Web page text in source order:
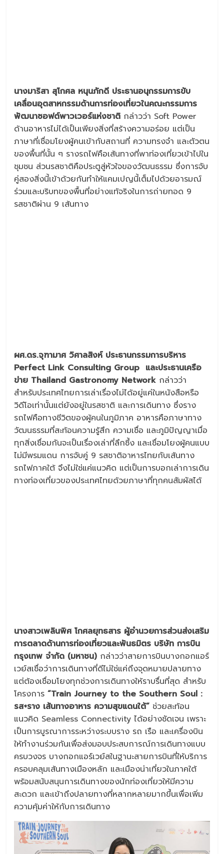
นางมาริสา สุโกศล หนุนภักดี ประธานอนุกรรมการขับ
เคลื่อนอุตสาหกรรมด้านการท่องเที่ยวในคณะกรรมการ
พัฒนาซอฟต์พาวเวอร์แห่งชาติ กล่าวว่า Soft Power
ด้านอาหารไม่ได้เป็นเพียงสิ่งที่สร้างความอร่อย แต่เป็น
ภาษาที่เชื่อมโยงผู้คนเข้ากับสถานที่ ความทรงจำ และตัวตน
ของพื้นที่นั้น ๆ รางรถไฟคือเส้นทางที่พาท่องเที่ยวเข้าไปใน
ชุมชน ส่วนรสชาติคือประตูสู่หัวใจของวัฒนธรรม ซึ่งการจับ
คู่สองสิ่งนี้เข้าด้วยกันทำให้แคมเปญนี้เต็มไปด้วยอารมณ์
ร่วมและบริบทของพื้นที่อย่างแท้จริงในการถ่ายทอด 9
รสชาติผ่าน 9 เส้นทาง
ผศ.ดร.จุฑามาศ วิศาลสิงห์ ประธานกรรมการบริหาร
Perfect Link Consulting Group และประธานเครือ
ข่าย Thailand Gastronomy Network กล่าวว่า
สำหรับประเทศไทยการเล่าเรื่องไม่ได้อยู่แค่ในหนังสือหรือ
วิดีโอเท่านั้นแต่ยังอยู่ในรสชาติ และการเดินทาง ซึ่งราง
รถไฟคือทางชีวิตของผู้คนในภูมิภาค อาหารคือภาษาทาง
วัฒนธรรมที่สะท้อนความรู้สึก ความเชื่อ และภูมิปัญญาเมื่อ
ทุกสิ่งเชื่อมกันจะเป็นเรื่องเล่าที่ลึกซึ้ง และเชื่อมโยงผู้คนแบบ
ไม่มีพรมแดน การจับคู่ 9 รสชาติอาหารไทยกับเส้นทาง
รถไฟภาคใต้ จึงไม่ใช่แค่แนวคิด แต่เป็นการบอกเล่าการเดิน
ทางท่องเที่ยวของประเทศไทยด้วยภาษาที่ทุกคนสัมผัสได้
นางสาวเพลินพิศ โกศลยุทธสาร ผู้อำนวยการส่วนส่งเสริม
การตลาดด้านการท่องเที่ยวและพันธมิตร บริษัท การบิน
กรุงเทพ จำกัด (มหาชน) กล่าวว่าสายการบินบางกอกแอร์
เวย์สเชื่อว่าการเดินทางที่ดีไม่ใช่แค่ถึงจุดหมายปลายทาง
แต่ต้องเชื่อมโยงทุกช่วงการเดินทางให้ราบรื่นที่สุด สำหรับ
โครงการ“Train Journey to the Southern Soul :
รส+ราง เส้นทางอาหาร ความสุขแดนใต้” ช่วยสะท้อน
แนวคิด Seamless Connectivity ได้อย่างชัดเจน เพราะ
เป็นการบูรณาการระหว่างระบบราง รถ เรือ และเครื่องบิน
ให้ทำงานร่วมกันเพื่อส่งมอบประสบการณ์การเดินทางแบบ
ครบวงจร บางกอกแอร์เวย์สในฐานะสายการบินที่ให้บริการ
ครอบคลุมเส้นทางเมืองหลัก และเมืองน่าเที่ยวในภาคใต้
พร้อมสนับสนุนการเดินทางของนักท่องเที่ยวให้มีความ
สะดวก และเข้าถึงปลายทางที่หลากหลายมากขึ้นเพื่อเพิ่ม
ความคุ้มค่าให้กับการเดินทาง